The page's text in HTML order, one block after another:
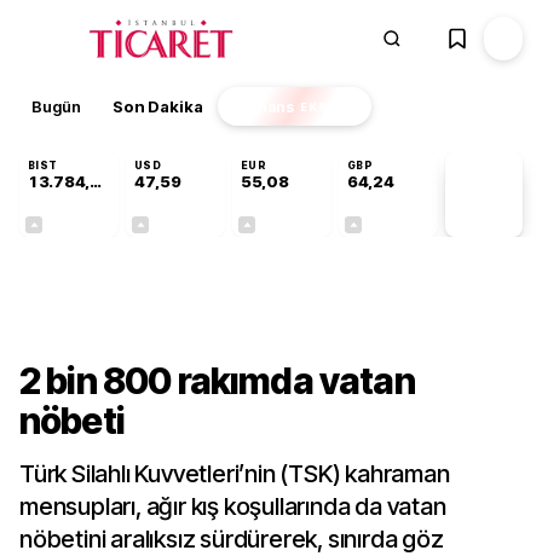
Bugün Son Dakika Finans EKSTRA
BIST
13.784,87
USD
47,59
EUR
55,08
GBP
64,24
2 bin 800 rakımda vatan
nöbeti
Türk Silahlı Kuvvetleri’nin (TSK) kahraman
mensupları, ağır kış koşullarında da vatan
nöbetini aralıksız sürdürerek, sınırda göz